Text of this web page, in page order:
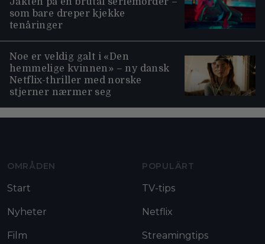
som bare dreper kjekke
tenåringer
Noe er veldig galt i «Den
hemmelige kvinnen» – ny dansk
Netflix-thriller med norske
stjerner nærmer seg
OMRÅDEN
Start
Nyheter
Film
POPULÄRT
TV-tips
Netflix
Streamingtips